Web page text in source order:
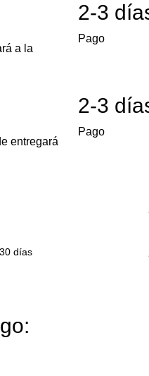
a la
2-3
Pago
entregará
2-3
Pago
días